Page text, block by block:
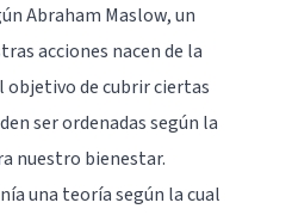
Abraham Maslow, un
acciones nacen de la
objetivo de cubrir ciertas
ser ordenadas según la
nuestro bienestar.
una teoría según la cual